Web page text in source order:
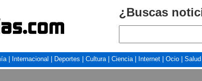
¿Buscas
| Internacional Deportes Cultura| Ciencia| Internet Ocio Salud